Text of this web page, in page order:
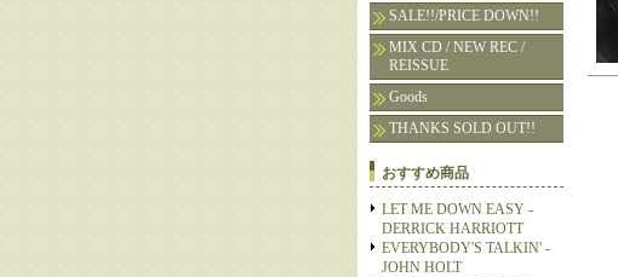
SALE!!/PRICE DOWN!!
MIX CD / NEW REC /
REISSUE
Goods
THANKS SOLD OUT!!
おすすめ商品
LET ME DOWN EASY -
DERRICK HARRIOTT
EVERYBODY'S TALKIN' -
JOHN HOLT